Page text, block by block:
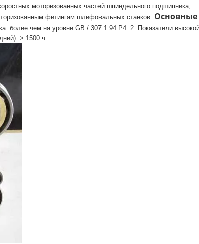
моторизованных частей шпиндельного подшипника,
фитингам шлифовальных станков. Основные
более чем на уровне GB / 307.1 94 P4 2. Показатели
> 1500 ч